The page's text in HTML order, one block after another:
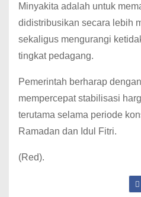
Minyakita adalah untuk
didistribusikan secara lebih
sekaligus mengurangi
tingkat pedagang.
Pemerintah berharap
mempercepat stabilisasi
terutama selama periode
Ramadan dan Idul Fitri.
(Red).